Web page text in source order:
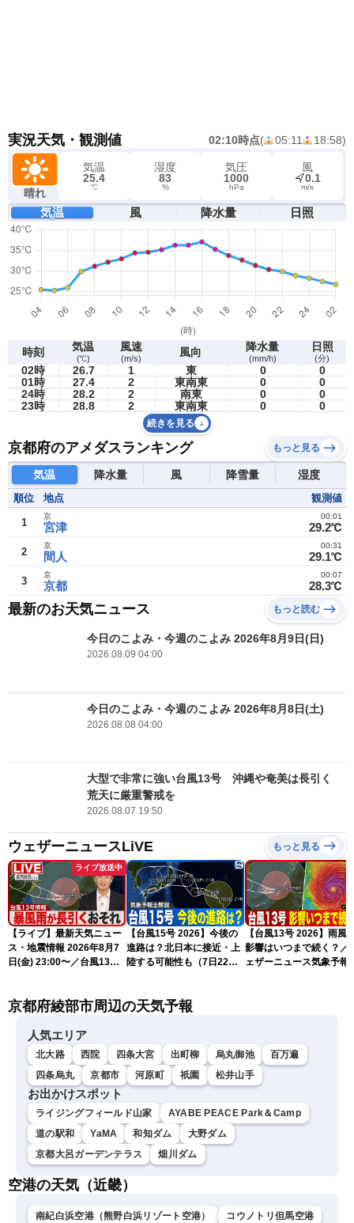
実況天気・観測値 02:10時点( 05:11 18:58)
晴れ
気温
25.4
℃
湿度
83
%
気圧
1000
hPa
風
0.1
m/s
気温 風 降水量 日照
時刻 気温
(℃)
風速
(m/s) 風向 降水量
(mm/h)
日照
(分)
02時 26.7 1 東 0
0
01時
27.4 2 東南東 0
0
24時
28.2 2 南東 0
0
23時
28.8 2 東南東 0 0
続きを見る
京都府のアメダスランキング もっと見る
気温 降水量 風 降雪量 湿度
順位 地点 観測値
1 宮津
京
29.2℃
00:01
2 間人
京
29.1℃
00:31
3 京都
京
28.3℃
00:07
最新のお天気ニュース もっと読む
今日のこよみ・今週のこよみ 2026年8月9日(日)
2026.08.09 04:00
今日のこよみ・今週のこよみ 2026年8月8日(土)
2026.08.08 04:00
大型で非常に強い台風13号 沖縄や奄美は長引く
荒天に厳重警戒を
2026.08.07 19:50
ウェザーニュースLiVE もっと見る
ライブ放送中
【ライブ】最新天気ニュー
ス・地震情報 2026年8月7
日(金) 23:00〜／台風13号
【台風15号 2026】今後の
進路は？北日本に接近・上
陸する可能性も（7日22時
【台風13号 2026】雨風
影響はいつまで続く？／
ェザーニュース気象予報
京都府綾部市周辺の天気予報
人気エリア
北大路 西院 四条大宮 出町柳 烏丸御池
百万遍
四条烏丸
京都市 河原町 祇園 松井山手
お出かけスポット
ライジングフィールド山家
AYABE PEACE Park＆Camp
道の駅和
YaMA 和知ダム
大野ダム
京都大呂ガーデンテラス
畑川ダム
空港の天気（近畿）
南紀白浜空港（熊野白浜リゾート空港） コウノトリ但馬空港